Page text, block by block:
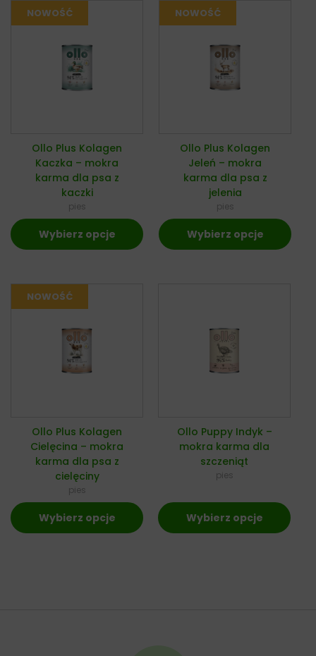
Ollo Plus Kolagen
Kaczka – mokra
karma dla psa z
kaczki
pies
Wybierz opcje
Ollo Plus Kolagen
Jeleń – mokra
karma dla psa z
jelenia
pies
Wybierz opcje
Ollo Plus Kolagen
Cielęcina – mokra
karma dla psa z
cielęciny
pies
Wybierz opcje
Ollo Puppy Indyk –
mokra karma dla
szczeniąt
pies
Wybierz opcje